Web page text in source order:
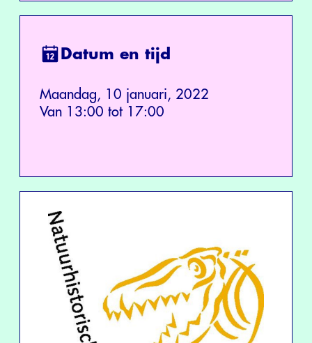
Datum en tijd
Maandag, 10 januari, 2022
Van 13:00 tot 17:00